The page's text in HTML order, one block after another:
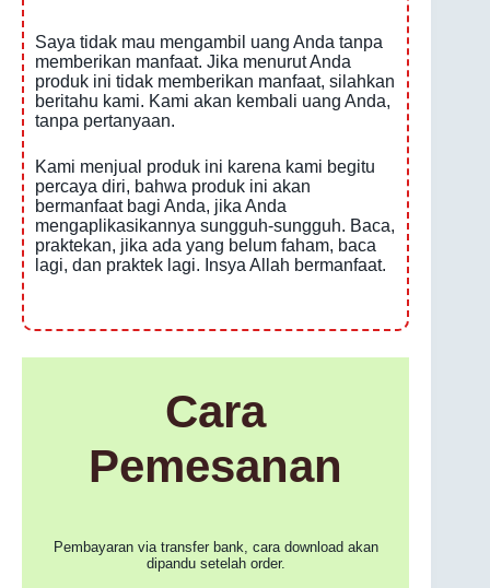
Saya tidak mau mengambil uang Anda tanpa
memberikan manfaat. Jika menurut Anda
produk ini tidak memberikan manfaat, silahkan
beritahu kami. Kami akan kembali uang Anda,
tanpa pertanyaan.
Kami menjual produk ini karena kami begitu
percaya diri, bahwa produk ini akan
bermanfaat bagi Anda, jika Anda
mengaplikasikannya sungguh-sungguh. Baca,
praktekan, jika ada yang belum faham, baca
lagi, dan praktek lagi. Insya Allah bermanfaat.
Cara
Pemesanan
Pembayaran via transfer bank, cara download akan
dipandu setelah order.